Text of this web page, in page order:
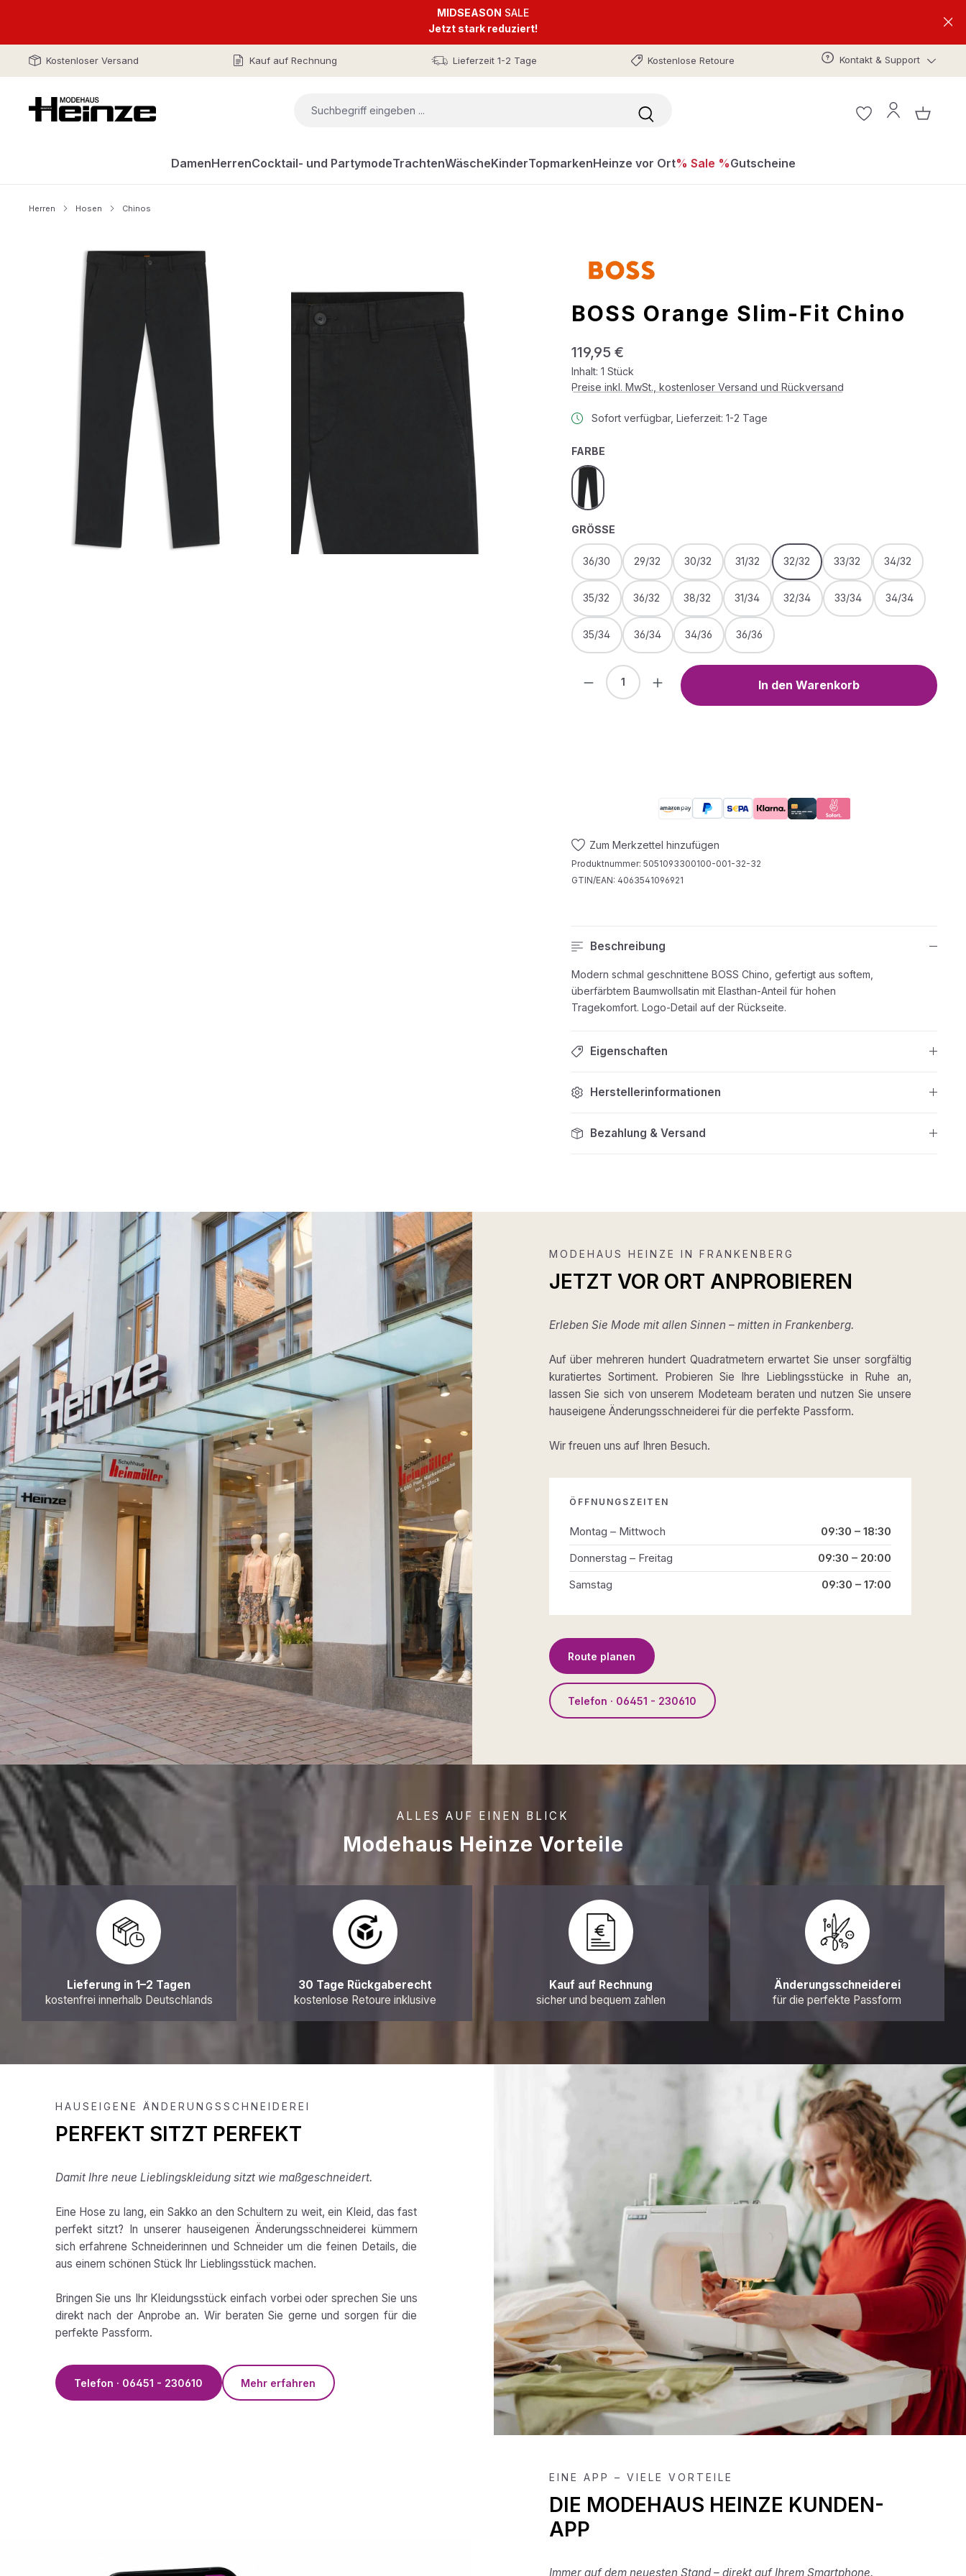
MIDSEASON SALE
Jetzt stark reduziert!
Kostenloser Versand Kauf auf Rechnung Lieferzeit 1-2 Tage Kostenlose Retoure Kontakt & Support
DamenHerrenCocktail- und PartymodeTrachtenWäscheKinderTopmarkenHeinze vor Ort% Sale %Gutscheine
Herren Hosen Chinos
Bildergalerie überspringen
BOSS Orange Slim-Fit Chino
Regulärer Preis:
119,95 €
Inhalt: 1 Stück
Preise inkl. MwSt., kostenloser Versand und Rückversand
Sofort verfügbar, Lieferzeit: 1-2 Tage
FARBEAUSWÄHLEN
black
GRÖSSE AUSWÄHLEN
36/30 29/32 30/32 31/32 32/32 33/32 34/32
35/32 36/32 38/32 31/34 32/34 33/34 34/34
35/34 36/34 34/36 36/36
Produkt Anzahl: Gib den gewünschten Wert
In den Warenkorb
Zum Merkzettel hinzufügen
Produktnummer: 5051093300100-001-32-32
GTIN/EAN: 4063541096921
Beschreibung
Modern schmal geschnittene BOSS Chino, gefertigt aus softem,
überfärbtem Baumwollsatin mit Elasthan-Anteil für hohen
Tragekomfort. Logo-Detail auf der Rückseite.
Eigenschaften
Herstellerinformationen
Bezahlung & Versand
MODEHAUS HEINZE IN FRANKENBERG
JETZT VOR ORT ANPROBIEREN
Erleben Sie Mode mit allen Sinnen – mitten in Frankenberg.
Auf über mehreren hundert Quadratmetern erwartet Sie unser sorgfältig
kuratiertes Sortiment. Probieren Sie Ihre Lieblingsstücke in Ruhe an,
lassen Sie sich von unserem Modeteam beraten und nutzen Sie unsere
hauseigene Änderungsschneiderei für die perfekte Passform.
Wir freuen uns auf Ihren Besuch.
ÖFFNUNGSZEITEN
Montag – Mittwoch
09:30 – 18:30
Donnerstag – Freitag
09:30 – 20:00
Samstag
09:30 – 17:00
Route planen
Telefon · 06451 - 230610
ALLES AUF EINEN BLICK
Modehaus Heinze Vorteile
Lieferung in 1–2 Tagen
kostenfrei innerhalb Deutschlands
30 Tage Rückgaberecht
kostenlose Retoure inklusive
Kauf auf Rechnung
sicher und bequem zahlen
Änderungsschneiderei
für die perfekte Passform
HAUSEIGENE ÄNDERUNGSSCHNEIDEREI
PERFEKT SITZT PERFEKT
Damit Ihre neue Lieblingskleidung sitzt wie maßgeschneidert.
Eine Hose zu lang, ein Sakko an den Schultern zu weit, ein Kleid, das fast
perfekt sitzt? In unserer hauseigenen Änderungsschneiderei kümmern
sich erfahrene Schneiderinnen und Schneider um die feinen Details, die
aus einem schönen Stück Ihr Lieblingsstück machen.
Bringen Sie uns Ihr Kleidungsstück einfach vorbei oder sprechen Sie uns
direkt nach der Anprobe an. Wir beraten Sie gerne und sorgen für die
perfekte Passform.
Telefon · 06451 - 230610 Mehr erfahren
EINE APP – VIELE VORTEILE
DIE MODEHAUS HEINZE KUNDEN-
APP
Immer auf dem neuesten Stand – direkt auf Ihrem Smartphone.